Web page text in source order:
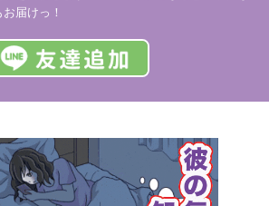
届けっ！